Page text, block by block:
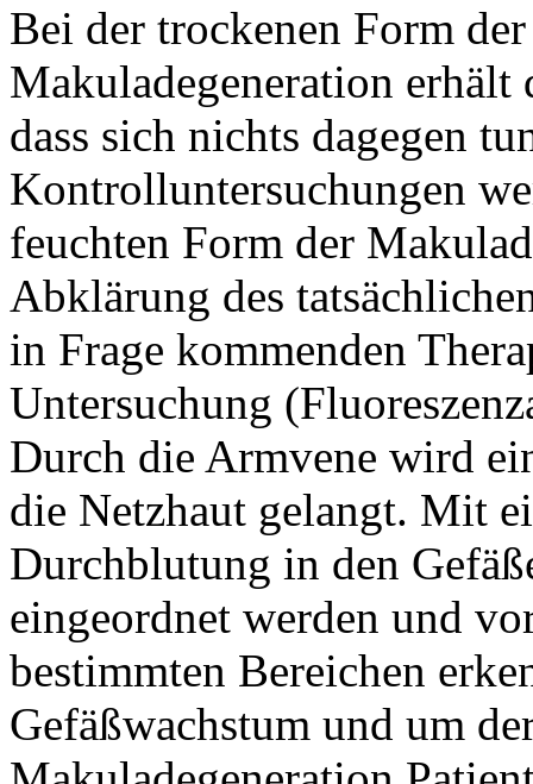
Bei der trockenen Form
Makuladegeneration
dass sich nichts dagegen
Kontrolluntersuchungen
feuchten Form der
Abklärung des
in Frage kommenden
Untersuchung
Durch die Armvene wird
die Netzhaut gelangt. Mit
Durchblutung in den
eingeordnet werden und
bestimmten Bereichen
Gefäßwachstum und um